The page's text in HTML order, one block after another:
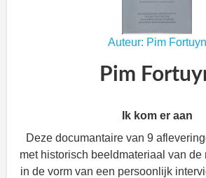
Auteur: Pim Fortuyn
Pim
Ik kom er aan
Deze documantaire van 9
met historisch beeldmateriaal van de
in de vorm van een persoonlijk